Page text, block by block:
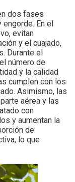
dos fases
En el
evitan
y el cuajado,
Durante el
número de
y la calidad
cumplen con los
Asimismo, las
aérea y las
con
y aumentan la
de
lo que